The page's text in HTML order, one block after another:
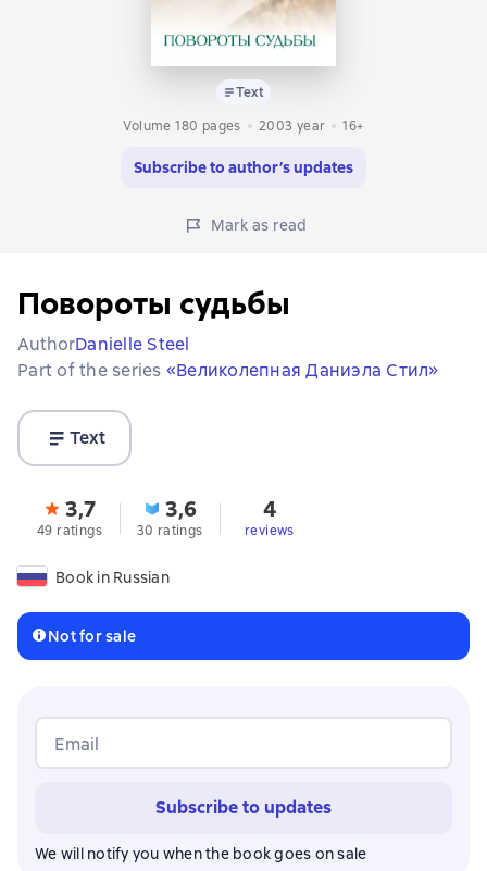
Text
Volume 180 pages
2003 year 16+
Subscribe to author’s updates
Mark as read
Повороты судьбы
AuthorDanielle Steel
Part of the series «Великолепная Даниэла Стил»
Text
3,7
49 ratings
3,6
30 ratings
4
reviews
Book in Russian
Not for sale
Email
Subscribe to updates
We will notify you when the book goes on sale